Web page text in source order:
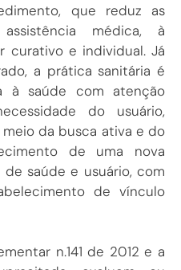
que reduz as
médica, à
curativo e individual. Já
a prática sanitária é
à saúde com atenção
do usuário,
da busca ativa e do
de uma nova
saúde e usuário, com
de vínculo
n.141 de 2012 e a